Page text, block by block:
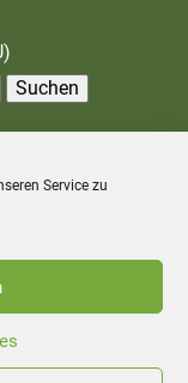
Service zu